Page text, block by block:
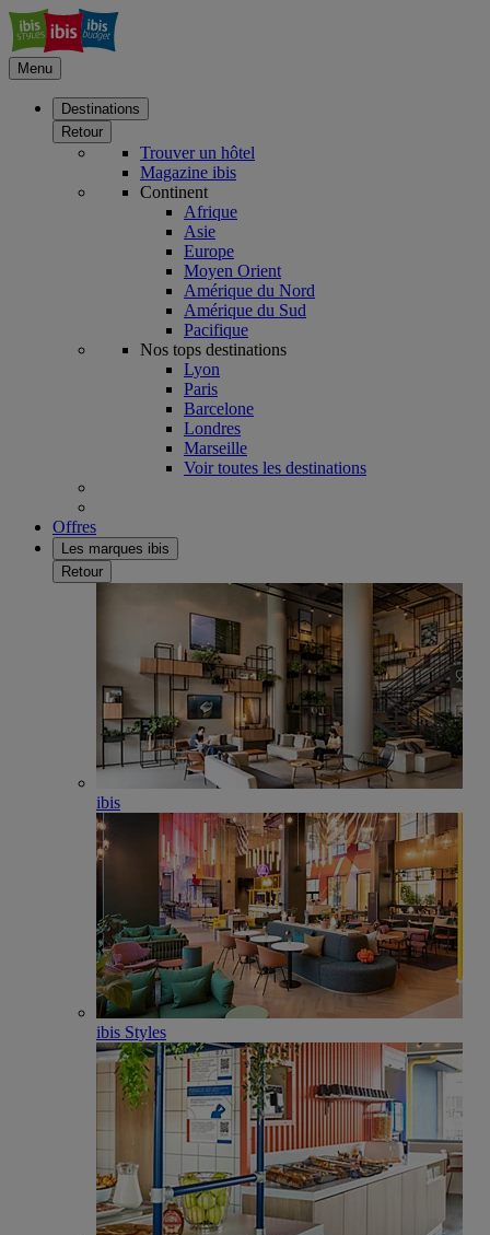
Menu
Destinations
Retour
Trouver un hôtel
Magazine ibis
Continent
Afrique
Asie
Europe
Moyen Orient
Amérique du Nord
Amérique du Sud
Pacifique
Nos tops destinations
Lyon
Paris
Barcelone
Londres
Marseille
Voir toutes les destinations
Offres
Les marques ibis
Retour
ibis
ibis Styles